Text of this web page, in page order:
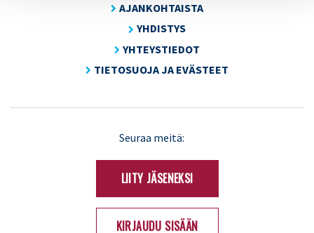
AJANKOHTAISTA
YHDISTYS
YHTEYSTIEDOT
TIETOSUOJA JA EVÄSTEET
Seuraa meitä:
LIITY JÄSENEKSI
KIRJAUDU SISÄÄN